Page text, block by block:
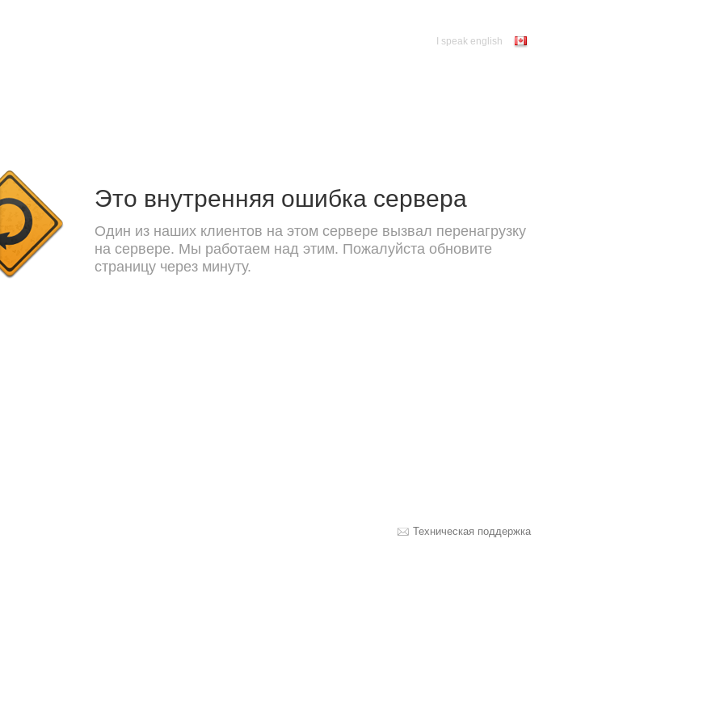
I speak english
Это внутренняя ошибка сервера
Один из наших клиентов на этом сервере вызвал перенагрузку
на сервере. Мы работаем над этим. Пожалуйста обновите
страницу через минуту.
Техническая поддержка